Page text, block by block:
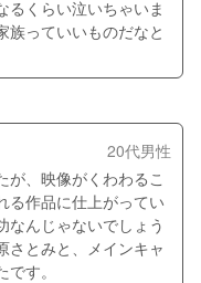
るくらい泣いちゃいま
族っていいものだなと
20代男性
が、映像がくわわるこ
る作品に仕上がってい
なんじゃないでしょう
さとみと、メインキャ
す。